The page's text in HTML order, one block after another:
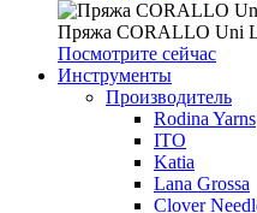
Пряжа CORALLO Uni
Посмотрите сейчас
Инструменты
Производитель
Rodina Yarns
ITO
Katia
Lana Grossa
Clover